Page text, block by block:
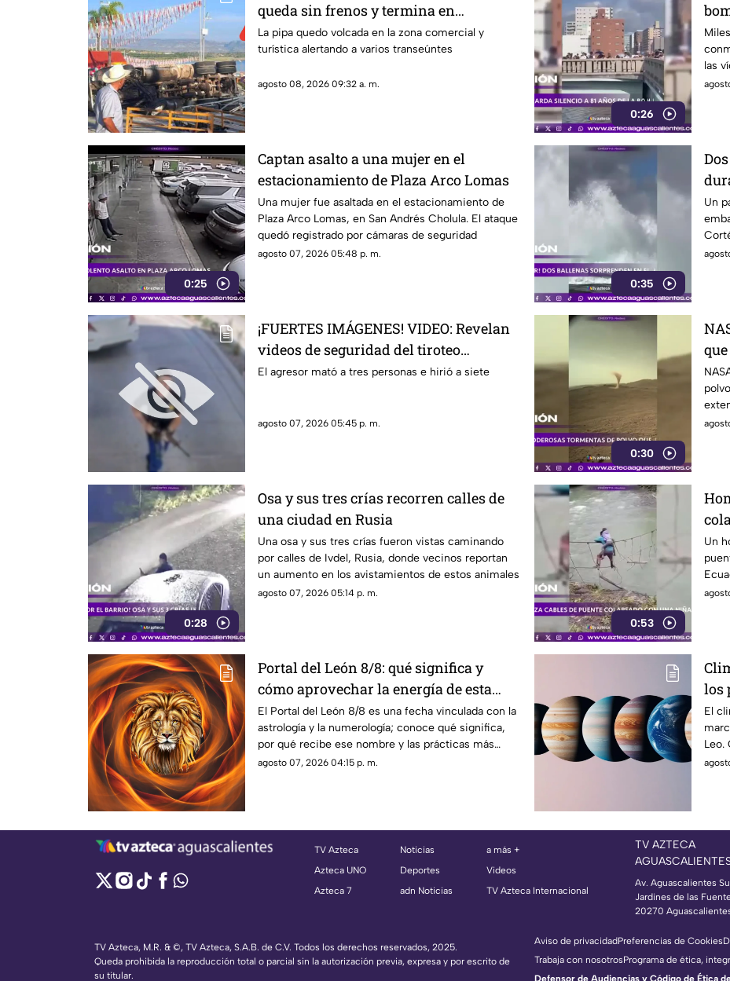
queda sin frenos y termina en
volcadura en San José de Gracia
La pipa quedo volcada en la zona comercial y
turística alertando a varios transeúntes
agosto 08, 2026 09:32 a. m.
0:26
las
1945
0:25
Captan asalto a una mujer en el
estacionamiento de Plaza Arco Lomas
Una mujer fue asaltada en el estacionamiento de
Plaza Arco Lomas, en San Andrés Cholula. El ataque
quedó registrado por cámaras de seguridad
agosto 07, 2026 05:48 p. m.
0:35
Un
¡FUERTES IMÁGENES! VIDEO: Revelan
videos de seguridad del tiroteo
realizado en famosa cadena de
El agresor mató a tres personas e hirió a siete
agosto 07, 2026 05:45 p. m.
0:30
0:28
Osa y sus tres crías recorren calles de
una ciudad en Rusia
Una osa y sus tres crías fueron vistas caminando
por calles de Ivdel, Rusia, donde vecinos reportan
un aumento en los avistamientos de estos animales
agosto 07, 2026 05:14 p. m.
0:53
Un
Portal del León 8/8: qué significa y
cómo aprovechar la energía de esta
fecha
El Portal del León 8/8 es una fecha vinculada con la
astrología y la numerología; conoce qué significa,
por qué recibe ese nombre y las prácticas más
comunes
agosto 07, 2026 04:15 p. m.
los
El
Leo.
de
TV Azteca
Azteca UNO
Azteca 7
Noticias
Deportes
adn Noticias
a más +
Videos
TV Azteca Internacional
TV AZTECA
Av. Aguascalientes
Jardines de las
20270
TV Azteca, M.R. & ©, TV Azteca, S.A.B. de C.V. Todos los derechos reservados, 2025.
Queda prohibida la reproducción total o parcial sin la autorización previa, expresa y por escrito de
su titular.
Aviso de privacidadPreferencias de Cookies
Trabaja con nosotrosPrograma de ética,
Defensor de Audiencias y Código de Ética